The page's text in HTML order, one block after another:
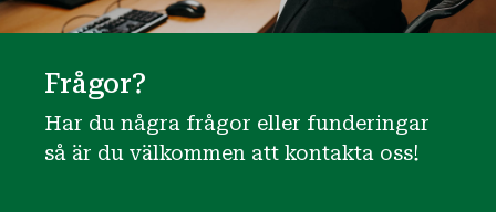
Frågor?
Har du några frågor eller funderingar
så är du välkommen att kontakta oss!